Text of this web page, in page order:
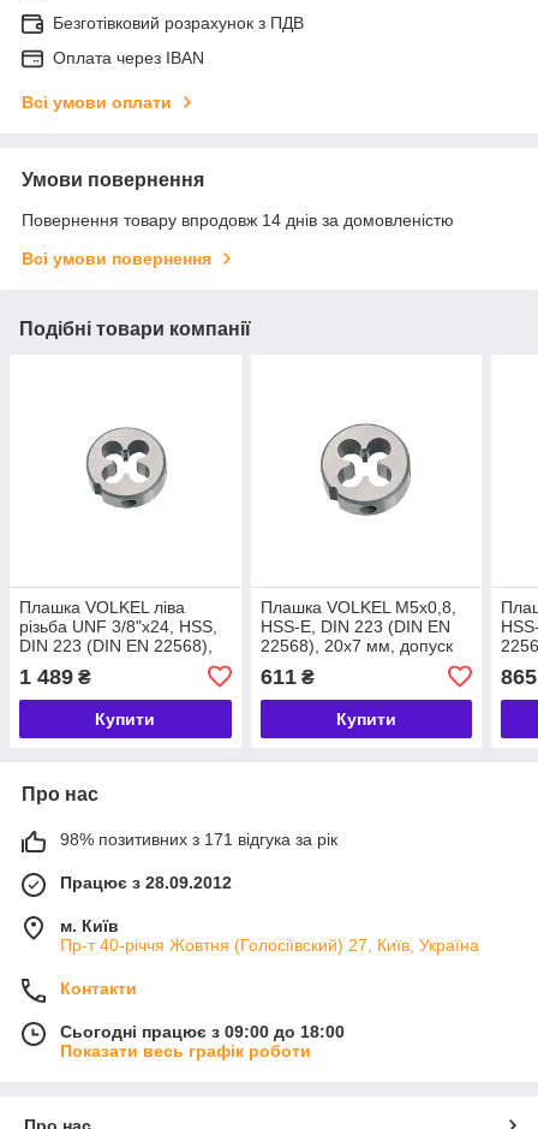
Безготівковий розрахунок з ПДВ
Оплата через IBAN
Всі умови оплати
Умови повернення
Повернення товару впродовж 14 днів за домовленістю
Всі умови повернення
Подібні товари компанії
Плашка VOLKEL ліва
різьба UNF 3/8"х24, HSS,
DIN 223 (DIN EN 22568),
різьба ANSI B 1.1, для
ручного
1 489 ₴
Купити
Плашка VOLKEL М5х0,8,
HSS-E, DIN 223 (DIN EN
22568), 20x7 мм, допуск
ручного використання VE,
висока ріжуча
611₴
Купити
865
Про нас
98% позитивних з 171 відгука за рік
Працює з 28.09.2012
м. Київ
Пр-т 40-річчя Жовтня (Голосіївский) 27, Київ, Україна
Контакти
Сьогодні працює з 09:00 до 18:00
Показати весь графік роботи